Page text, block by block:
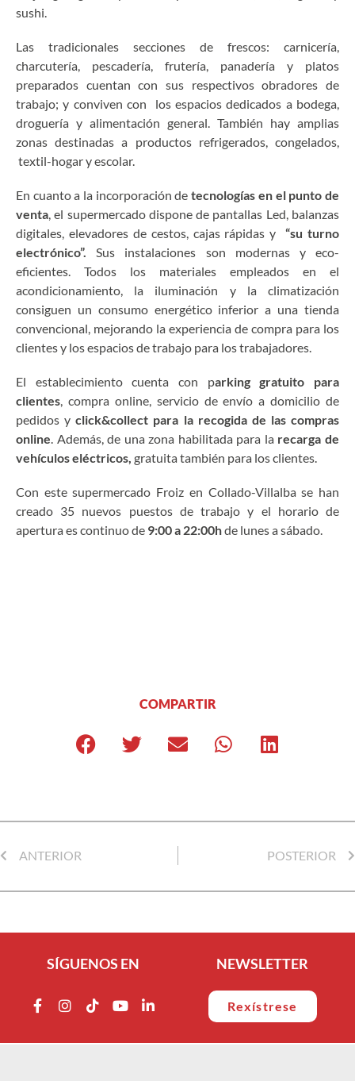
sushi.
Las tradicionales secciones de frescos: carnicería,
charcutería, pescadería, frutería, panadería y platos
preparados cuentan con sus respectivos obradores de
trabajo; y conviven con los espacios dedicados a bodega,
droguería y alimentación general. También hay amplias
zonas destinadas a productos refrigerados, congelados,
textil-hogar y escolar.
En cuanto a la incorporación detecnologías en el punto de
venta, el supermercado dispone de pantallas Led, balanzas
digitales, elevadores de cestos, cajas rápidas y“su turno
electrónico”.Sus instalaciones son modernas y eco-
eficientes. Todos los materiales empleados en el
acondicionamiento, la iluminación y la climatización
consiguen un consumo energético inferior a una tienda
convencional, mejorando la experiencia de compra para los
clientes y los espacios de trabajo para los trabajadores.
El establecimiento cuenta con parking gratuito para
clientes, compra online, servicio de envío a domicilio de
pedidos yclick&collect para la recogida de las compras
online. Además, de una zona habilitada para la recarga de
vehículos eléctricos, gratuita también para los clientes.
Con este supermercado Froiz en Collado-Villalba se han
creado 35 nuevos puestos de trabajo y el horario de
apertura es continuo de 9:00 a 22:00hde lunes a sábado.
COMPARTIR
ANTERIOR POSTERIOR
SÍGUENOS EN NEWSLETTER
Rexístrese